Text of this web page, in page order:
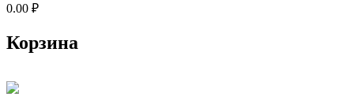
0.00 ₽
Корзина